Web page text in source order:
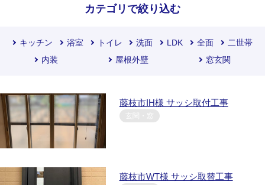
カテゴリで絞り込む
キッチン 浴室 トイレ 洗面 LDK 全面
二世帯
内装
屋根外壁 窓玄関
藤枝市IH様 サッシ取付工事
玄関・窓
藤枝市WT様 サッシ取替工事